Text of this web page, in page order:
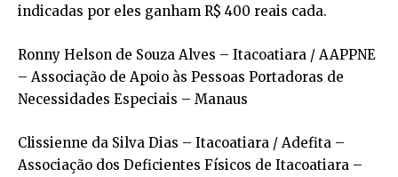
indicadas por eles ganham R$ 400 reais cada.
Ronny Helson de Souza Alves – Itacoatiara / AAPPNE
– Associação de Apoio às Pessoas Portadoras de
Necessidades Especiais – Manaus
Clissienne da Silva Dias – Itacoatiara / Adefita –
Associação dos Deficientes Físicos de Itacoatiara –